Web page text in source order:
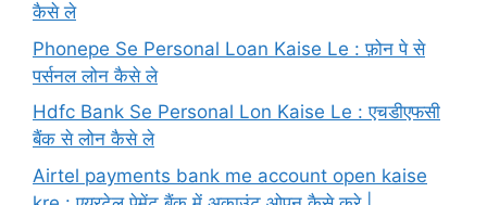
कैसे ले
Phonepe Se Personal Loan Kaise Le : फ़ोन पे से
पर्सनल लोन कैसे ले
Hdfc Bank Se Personal Lon Kaise Le : एचडीएफसी
बैंक से लोन कैसे ले
Airtel payments bank me account open kaise